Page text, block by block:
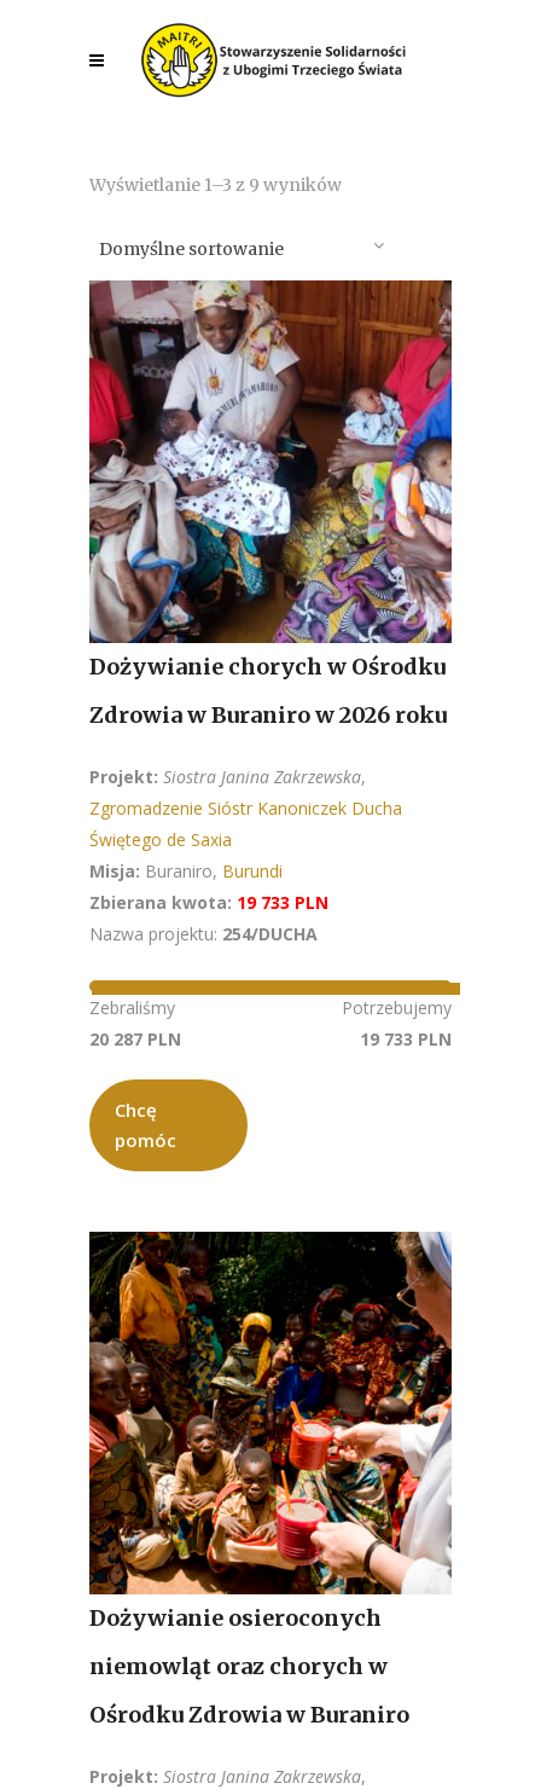
Wyświetlanie 1–3 z 9 wyników
Domyślne sortowanie
Dożywianie chorych w Ośrodku
Zdrowia w Buraniro w 2026 roku
Projekt: Siostra Janina Zakrzewska,
Zgromadzenie Sióstr Kanoniczek Ducha
Świętego de Saxia
Misja: Buraniro, Burundi
Zbierana kwota: 19 733 PLN
Nazwa projektu: 254/DUCHA
Chcę
pomóc
Zebraliśmy
20 287 PLN
Potrzebujemy
19 733 PLN
Dożywianie osieroconych
niemowląt oraz chorych w
Ośrodku Zdrowia w Buraniro
Projekt: Siostra Janina Zakrzewska,